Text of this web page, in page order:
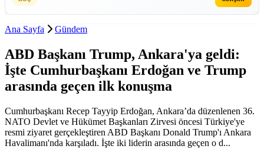
Ana Sayfa Gündem
ABD Başkanı Trump, Ankara'ya geldi:
İşte Cumhurbaşkanı Erdoğan ve Trump
arasında geçen ilk konuşma
Cumhurbaşkanı Recep Tayyip Erdoğan, Ankara’da düzenlenen 36.⁠
⁠NATO Devlet ve Hükümet Başkanları Zirvesi öncesi Türkiye'ye
resmi ziyaret gerçekleştiren ABD Başkanı Donald Trump'ı Ankara
Havalimanı'nda karşıladı. İşte iki liderin arasında geçen o d...